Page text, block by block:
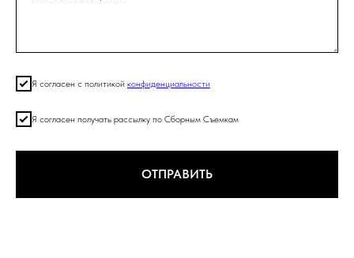
Я согласен с политикой конфиденциальности
Я согласен получать рассылку по Сборным Съемкам
ОТПРАВИТЬ